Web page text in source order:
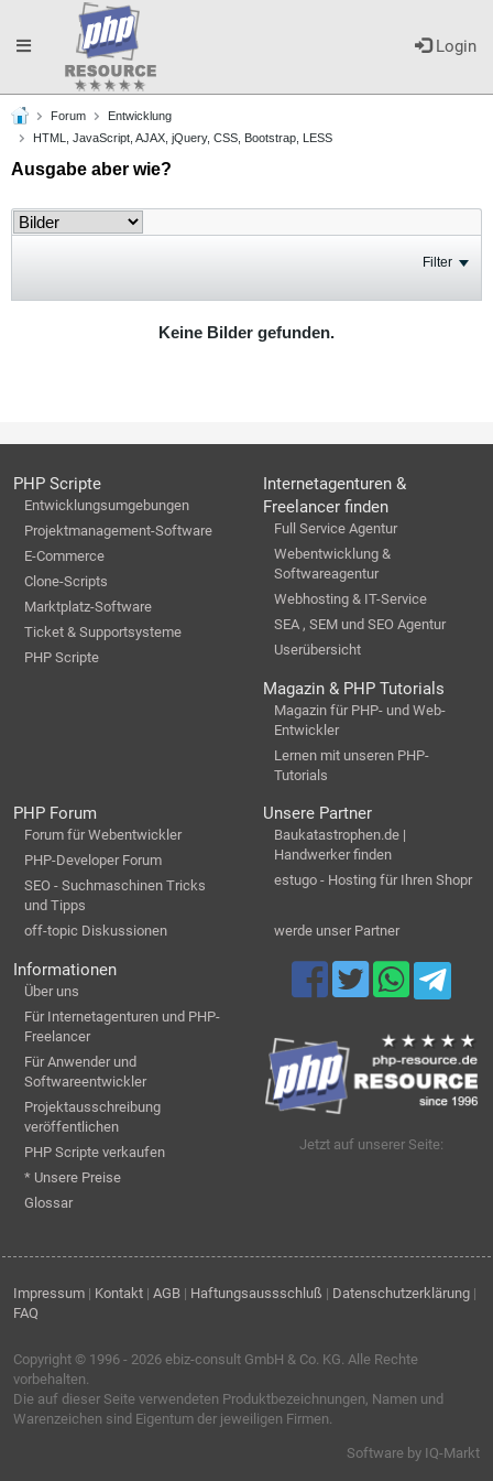
Login
Toggle
navigation
Forum
Entwicklung
HTML, JavaScript, AJAX, jQuery, CSS, Bootstrap, LESS
Ausgabe aber wie?
Filter
Keine Bilder gefunden.
PHP Scripte
Entwicklungsumgebungen
Projektmanagement-Software
E-Commerce
Clone-Scripts
Marktplatz-Software
Ticket & Supportsysteme
PHP Scripte
Internetagenturen &
Freelancer finden
Full Service Agentur
Webentwicklung &
Softwareagentur
Webhosting & IT-Service
SEA , SEM und SEO Agentur
Userübersicht
Magazin & PHP Tutorials
Magazin für PHP- und Web-
Entwickler
Lernen mit unseren PHP-
Tutorials
PHP Forum
Forum für Webentwickler
PHP-Developer Forum
SEO - Suchmaschinen Tricks
und Tipps
off-topic Diskussionen
Unsere Partner
Baukatastrophen.de |
Handwerker finden
estugo - Hosting für Ihren Shopr
werde unser Partner
Informationen
Über uns
Für Internetagenturen und PHP-
Freelancer
Für Anwender und
Softwareentwickler
Projektausschreibung
veröffentlichen
PHP Scripte verkaufen
* Unsere Preise
Glossar
Jetzt auf unserer Seite:
Impressum | Kontakt | AGB | Haftungsaussschluß | Datenschutzerklärung |
FAQ
Copyright © 1996 - 2026 ebiz-consult GmbH & Co. KG. Alle Rechte
vorbehalten.
Die auf dieser Seite verwendeten Produktbezeichnungen, Namen und
Warenzeichen sind Eigentum der jeweiligen Firmen.
Software by IQ-Markt